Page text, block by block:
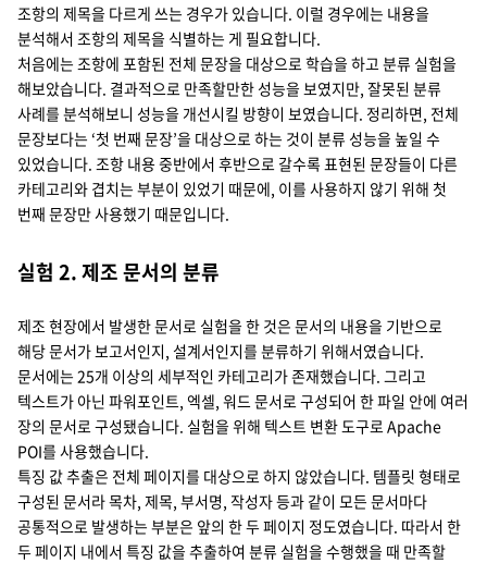
조항의 제목을 다르게 쓰는 경우가 있습니다. 이럴 경우에는 내용을
분석해서 조항의 제목을 식별하는 게 필요합니다.
처음에는 조항에 포함된 전체 문장을 대상으로 학습을 하고 분류 실험을
해보았습니다. 결과적으로 만족할만한 성능을 보였지만, 잘못된 분류
사례를 분석해보니 성능을 개선시킬 방향이 보였습니다. 정리하면, 전체
문장보다는 ‘첫 번째 문장’을 대상으로 하는 것이 분류 성능을 높일 수
있었습니다. 조항 내용 중반에서 후반으로 갈수록 표현된 문장들이 다른
카테고리와 겹치는 부분이 있었기 때문에, 이를 사용하지 않기 위해 첫
번째 문장만 사용했기 때문입니다.
실험 2. 제조 문서의 분류
제조 현장에서 발생한 문서로 실험을 한 것은 문서의 내용을 기반으로
해당 문서가 보고서인지, 설계서인지를 분류하기 위해서였습니다.
문서에는 25개 이상의 세부적인 카테고리가 존재했습니다. 그리고
텍스트가 아닌 파워포인트, 엑셀, 워드 문서로 구성되어 한 파일 안에 여러
장의 문서로 구성됐습니다. 실험을 위해 텍스트 변환 도구로 Apache
POI를 사용했습니다.
특징 값 추출은 전체 페이지를 대상으로 하지 않았습니다. 템플릿 형태로
구성된 문서라 목차, 제목, 부서명, 작성자 등과 같이 모든 문서마다
공통적으로 발생하는 부분은 앞의 한 두 페이지 정도였습니다. 따라서 한
두 페이지 내에서 특징 값을 추출하여 분류 실험을 수행했을 때 만족할